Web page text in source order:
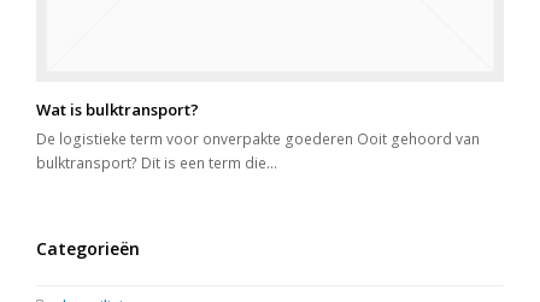
Wat is bulktransport?
De logistieke term voor onverpakte goederen Ooit gehoord van
bulktransport? Dit is een term die…
Categorieën